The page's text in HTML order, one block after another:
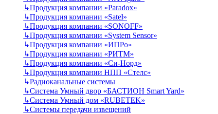
↳Продукция компании «Paradox»
↳Продукция компании «Satel»
↳Продукция компании «SONOFF»
↳Продукция компании «System Sensor»
↳Продукция компании «ИПРо»
↳Продукция компании «РИТМ»
↳Продукция компании «Си-Норд»
↳Продукция компании НПП «Стелс»
↳Радиоканальные системы
↳Система Умный двор «БАСТИОН Smart Yard»
↳Система Умный дом «RUBETEK»
↳Системы передачи извещений